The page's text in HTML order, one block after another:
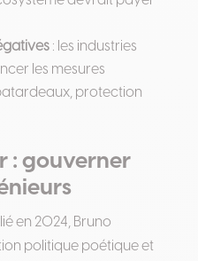
: les industries
les mesures
protection
: gouverner
en 2024, Bruno
politique poétique et